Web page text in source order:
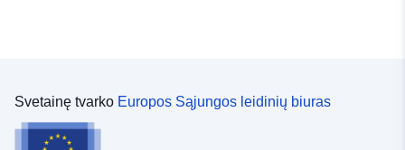
Svetainę tvarko Europos Sąjungos leidinių biuras